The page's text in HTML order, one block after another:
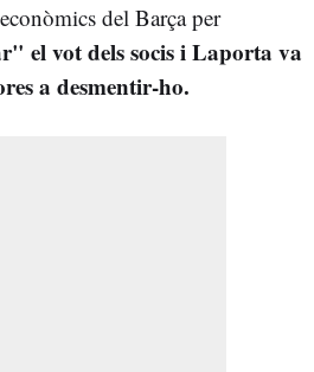
del Barça per
el vot dels socis i Laporta va
a desmentir-ho.